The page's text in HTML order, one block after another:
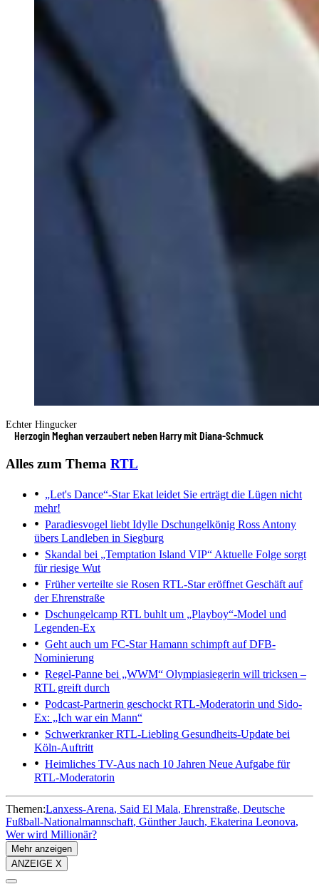
Echter Hingucker
Herzogin Meghan verzaubert neben Harry mit Diana-Schmuck
Alles zum Thema RTL
„Let's Dance“-Star Ekat leidet Sie erträgt die Lügen nicht
mehr!
Paradiesvogel liebt Idylle Dschungelkönig Ross Antony
übers Landleben in Siegburg
Skandal bei „Temptation Island VIP“ Aktuelle Folge sorgt
für riesige Wut
Früher verteilte sie Rosen RTL-Star eröffnet Geschäft auf
der Ehrenstraße
Dschungelcamp RTL buhlt um „Playboy“-Model und
Legenden-Ex
Geht auch um FC-StarHamann schimpft auf DFB-
Nominierung
Regel-Panne bei „WWM“ Olympiasiegerin will tricksen –
RTL greift durch
Podcast-Partnerin geschockt RTL-Moderatorin und Sido-
Ex: „Ich war ein Mann“
Schwerkranker RTL-Liebling Gesundheits-Update bei
Köln-Auftritt
Heimliches TV-Aus nach 10 Jahren Neue Aufgabe für
RTL-Moderatorin
Themen:Lanxess-Arena Said El Mala Ehrenstraße Deutsche
Fußball-Nationalmannschaft Günther Jauch Ekaterina Leonova
Wer wird Millionär?
Mehr anzeigen
ANZEIGE X